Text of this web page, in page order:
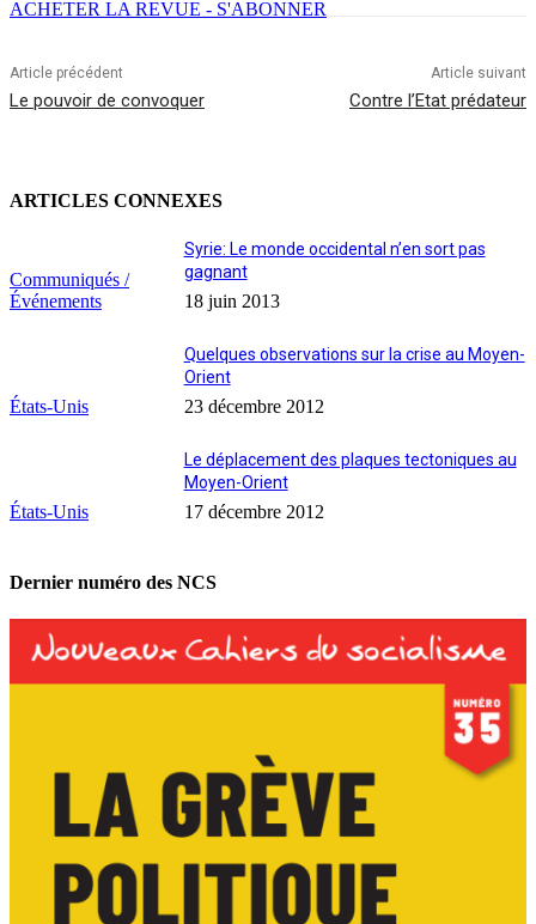
ACHETER LA REVUE - S'ABONNER
Article précédent
Le pouvoir de convoquer
Article suivant
Contre l’Etat prédateur
ARTICLES CONNEXES
Communiqués /
Événements
Syrie: Le monde occidental n’en sort pas
gagnant
18 juin 2013
États-Unis
Quelques observations sur la crise au Moyen-
Orient
23 décembre 2012
États-Unis
Le déplacement des plaques tectoniques au
Moyen-Orient
17 décembre 2012
Dernier numéro des NCS